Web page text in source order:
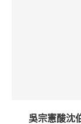
吳宗憲酸沈